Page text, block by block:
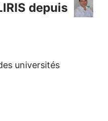
depuis
universités